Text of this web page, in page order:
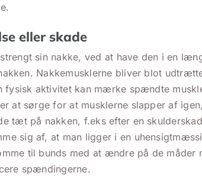
eller skade
sin nakke, ved at have den i en
Nakkemusklerne bliver blot
fysisk aktivitet kan mærke spændte
at sørge for at musklerne slapper af
tæt på nakken, f.eks efter en
sig af, at man ligger i en
til bunds med at ændre på de
spændingerne.